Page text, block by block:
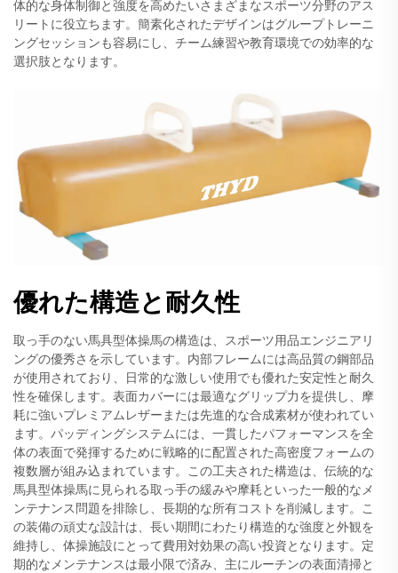
体的な身体制御と強度を高めたいさまざまなスポーツ分野のアス
リートに役立ちます。簡素化されたデザインはグループトレーニ
ングセッションも容易にし、チーム練習や教育環境での効率的な
選択肢となります。
優れた構造と耐久性
取っ手のない馬具型体操馬の構造は、スポーツ用品エンジニアリ
ングの優秀さを示しています。内部フレームには高品質の鋼部品
が使用されており、日常的な激しい使用でも優れた安定性と耐久
性を確保します。表面カバーには最適なグリップ力を提供し、摩
耗に強いプレミアムレザーまたは先進的な合成素材が使われてい
ます。パッディングシステムには、一貫したパフォーマンスを全
体の表面で発揮するために戦略的に配置された高密度フォームの
複数層が組み込まれています。この工夫された構造は、伝統的な
馬具型体操馬に見られる取っ手の緩みや摩耗といった一般的なメ
ンテナンス問題を排除し、長期的な所有コストを削減します。こ
の装備の頑丈な設計は、長い期間にわたり構造的な強度と外観を
維持し、体操施設にとって費用対効果の高い投資となります。定
期的なメンテナンスは最小限で済み、主にルーチンの表面清掃と